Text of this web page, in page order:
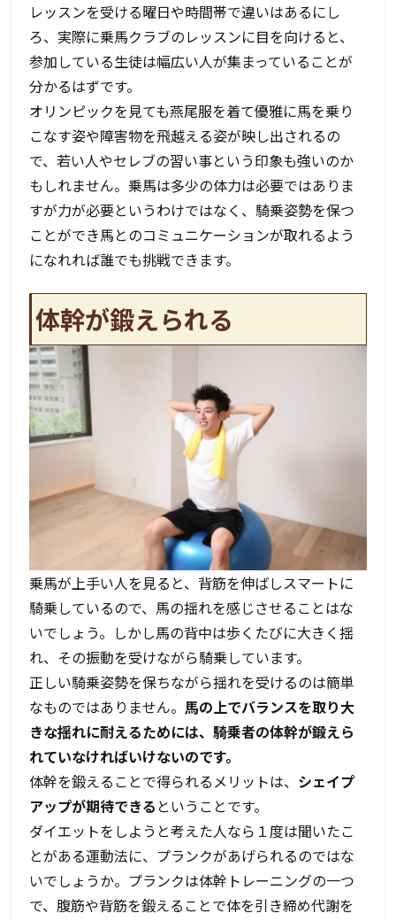
レッスンを受ける曜日や時間帯で違いはあるにし
ろ、実際に乗馬クラブのレッスンに目を向けると、
参加している生徒は幅広い人が集まっていることが
分かるはずです。
オリンピックを見ても燕尾服を着て優雅に馬を乗り
こなす姿や障害物を飛越える姿が映し出されるの
で、若い人やセレブの習い事という印象も強いのか
もしれません。乗馬は多少の体力は必要ではありま
すが力が必要というわけではなく、騎乗姿勢を保つ
ことができ馬とのコミュニケーションが取れるよう
になれれば誰でも挑戦できます。
体幹が鍛えられる
乗馬が上手い人を見ると、背筋を伸ばしスマートに
騎乗しているので、馬の揺れを感じさせることはな
いでしょう。しかし馬の背中は歩くたびに大きく揺
れ、その振動を受けながら騎乗しています。
正しい騎乗姿勢を保ちながら揺れを受けるのは簡単
なものではありません。 馬の上でバランスを取り大
きな揺れに耐えるためには、騎乗者の体幹が鍛えら
れていなければいけないのです。
体幹を鍛えることで得られるメリットは、 シェイプ
アップが期待できる ということです。
ダイエットをしようと考えた人なら１度は聞いたこ
とがある運動法に、プランクがあげられるのではな
いでしょうか。プランクは体幹トレーニングの一つ
で、腹筋や背筋を鍛えることで体を引き締め代謝を